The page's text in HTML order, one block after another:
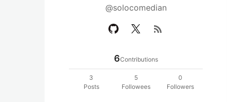
@solocomedian
rss_feed
6Contributions
3
Posts
5
Followees
0
Followers